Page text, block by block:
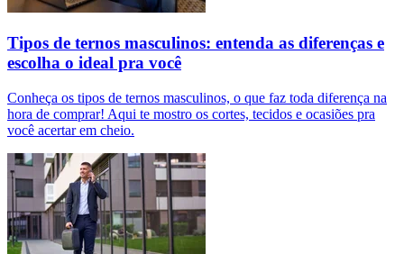
Tipos de ternos masculinos: entenda as diferenças e
escolha o ideal pra você
Conheça os tipos de ternos masculinos, o que faz toda diferença na
hora de comprar! Aqui te mostro os cortes, tecidos e ocasiões pra
você acertar em cheio.